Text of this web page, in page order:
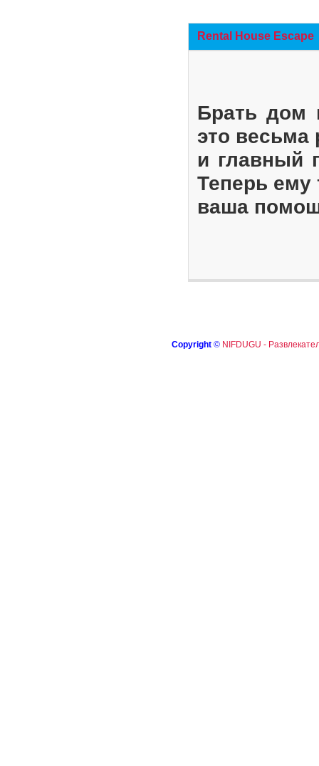
Rental House Escape
Брать дом
это весьма
и главный
Теперь ему
ваша
Copyright © NIFDUGU -